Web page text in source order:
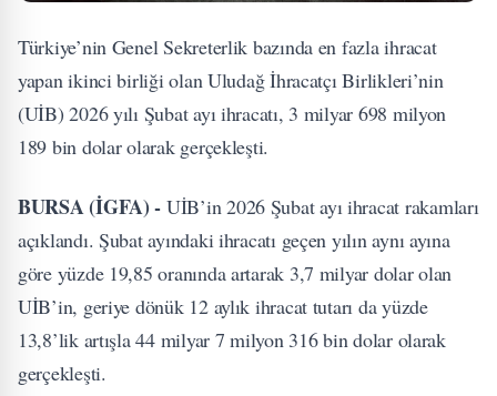
Türkiye’nin Genel Sekreterlik bazında en fazla ihracat
yapan ikinci birliği olan Uludağ İhracatçı Birlikleri’nin
(UİB) 2026 yılı Şubat ayı ihracatı, 3 milyar 698 milyon
189 bin dolar olarak gerçekleşti.
BURSA (İGFA) - UİB’in 2026 Şubat ayı ihracat rakamları
açıklandı. Şubat ayındaki ihracatı geçen yılın aynı ayına
göre yüzde 19,85 oranında artarak 3,7 milyar dolar olan
UİB’in, geriye dönük 12 aylık ihracat tutarı da yüzde
13,8’lik artışla 44 milyar 7 milyon 316 bin dolar olarak
gerçekleşti.